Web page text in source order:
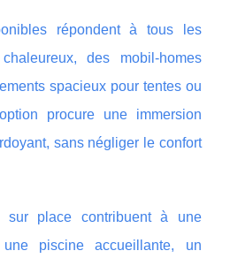
répondent à tous les
des mobil-homes
spacieux pour tentes ou
procure une immersion
sans négliger le confort
sur place contribuent à une
piscine accueillante, un